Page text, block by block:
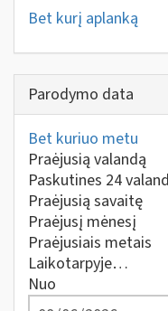
Bet kurį aplanką
Parodymo data
Bet kuriuo metu
Praėjusią valandą
Paskutines 24
Praėjusią savaitę
Praėjusį mėnesį
Praėjusiais metais
Laikotarpyje…
Nuo